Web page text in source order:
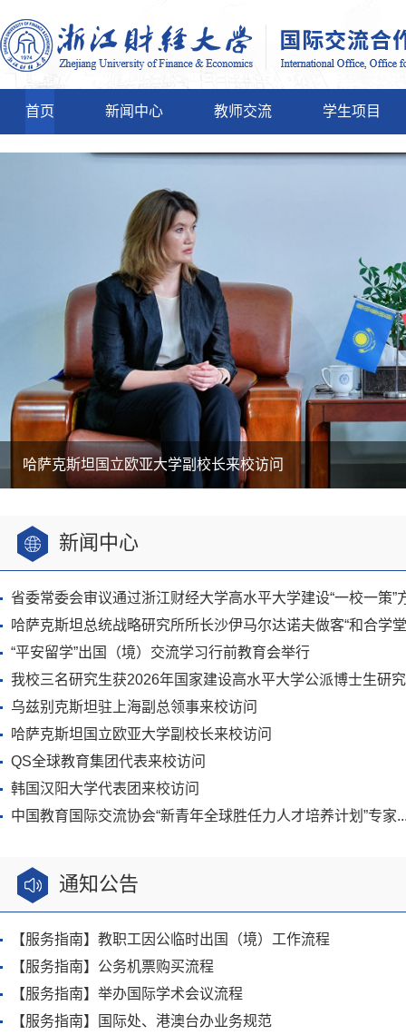
首页 新闻中心 教师交流 学生项目
哈萨克斯坦国立欧亚大学副校长来校访问
新闻中心
省委常委会审议通过浙江财经大学高水平大学建设“一校一策”
哈萨克斯坦总统战略研究所所长沙伊马尔达诺夫做客“和合学
“平安留学”出国（境）交流学习行前教育会举行
我校三名研究生获2026年国家建设高水平大学公派博士生研
乌兹别克斯坦驻上海副总领事来校访问
哈萨克斯坦国立欧亚大学副校长来校访问
QS全球教育集团代表来校访问
韩国汉阳大学代表团来校访问
中国教育国际交流协会“新青年全球胜任力人才培养计划”专家
通知公告
【服务指南】教职工因公临时出国（境）工作流程
【服务指南】公务机票购买流程
【服务指南】举办国际学术会议流程
【服务指南】国际处、港澳台办业务规范